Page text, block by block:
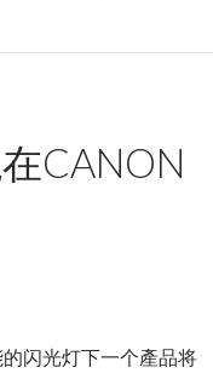
CANON
闪光灯下一个產品将